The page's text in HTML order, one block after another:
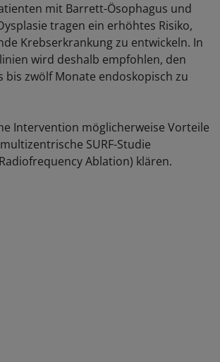
mit Barrett-Ösophagus und
tragen ein erhöhtes Risiko,
Krebserkrankung zu entwickeln. In
wird deshalb empfohlen, den
bis zwölf Monate endoskopisch zu
Intervention möglicherweise Vorteile
SURF-Studie
Ablation) klären.